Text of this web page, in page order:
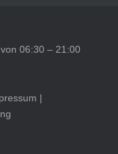
06:30 – 21:00
|